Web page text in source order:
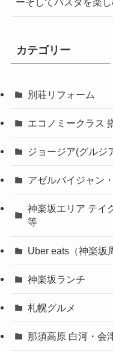
カテゴリー
別荘リフォーム
エコノミークラス
ジョージア(グルジ
アゼルバイジャン
神楽坂エリア テイ
等
Uber eats（神楽坂
神楽坂ランチ
札幌グルメ
那須高原 白河・会